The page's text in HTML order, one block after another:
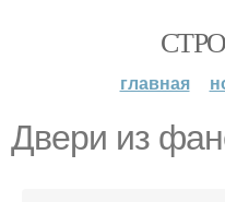
главная
Двери из